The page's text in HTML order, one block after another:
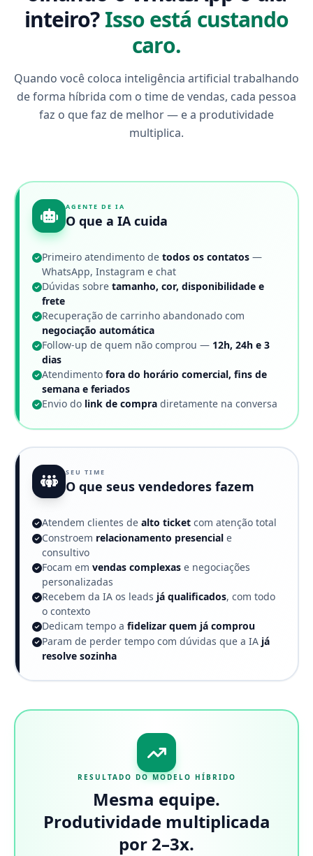
inteiro?Isso está custando
caro.
Quando você coloca inteligência artificial trabalhando
de forma híbrida com o time de vendas, cada pessoa
faz o que faz de melhor — e a produtividade
multiplica.
AGENTE DE IA
O que a IA cuida
Primeiro atendimento de todos os contatos —
WhatsApp, Instagram e chat
Dúvidas sobre tamanho, cor, disponibilidade e
frete
Recuperação de carrinho abandonado com
negociação automática
Follow-up de quem não comprou — 12h, 24h e 3
dias
Atendimento fora do horário comercial, fins de
semana e feriados
Envio do link de compra diretamente na conversa
SEU TIME
O que seus vendedores fazem
Atendem clientes de alto ticket com atenção total
Constroem relacionamento presencial e
consultivo
Focam em vendas complexas e negociações
personalizadas
Recebem da IA os leads já qualificados, com todo
o contexto
Dedicam tempo a fidelizar quem já comprou
Param de perder tempo com dúvidas que a IA já
resolve sozinha
RESULTADO DO MODELO HÍBRIDO
Mesma equipe.
Produtividade multiplicada
por 2–3x.